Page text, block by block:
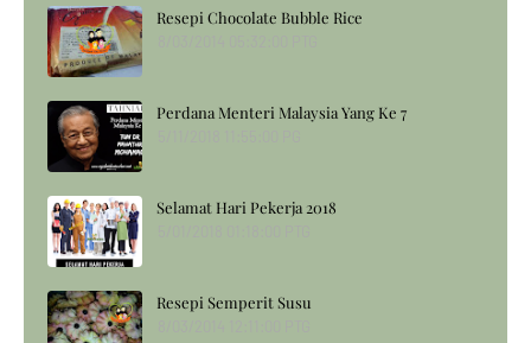
Resepi Chocolate Bubble Rice
Perdana Menteri Malaysia Yang Ke 7
Selamat Hari Pekerja 2018
Resepi Semperit Susu